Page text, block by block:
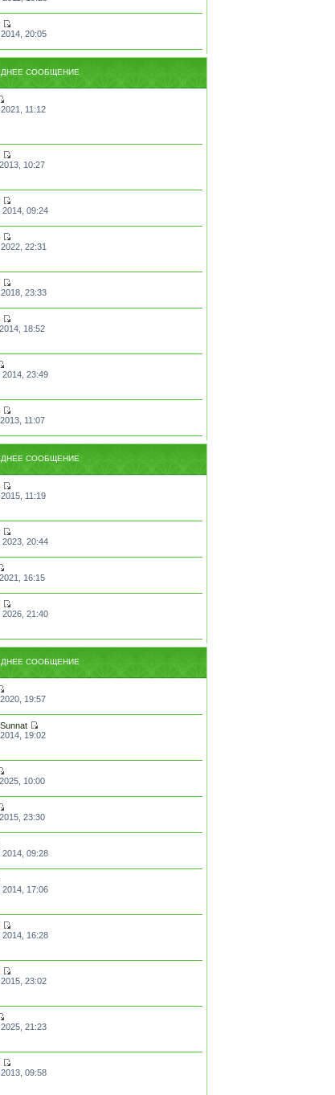
20:05
СООБЩЕНИЕ
11:12
10:27
09:24
22:31
23:33
18:52
23:49
11:07
СООБЩЕНИЕ
11:19
2023, 20:44
16:15
21:40
СООБЩЕНИЕ
19:57
19:02
10:00
23:30
2014, 09:28
17:06
16:28
23:02
21:23
09:58